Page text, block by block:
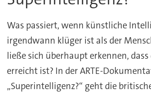
Was passiert, wenn künstliche
irgendwann klüger ist als der
ließe sich überhaupt erkennen,
erreicht ist? In der ARTE-
„Superintelligenz?“ geht die